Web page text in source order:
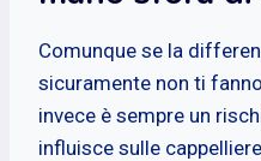
Comunque se la
sicuramente non ti
invece è sempre un
influisce sulle